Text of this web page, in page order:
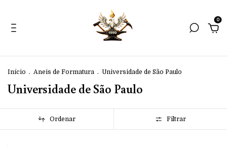
0
Início . Aneis de Formatura . Universidade de São Paulo
Universidade de São Paulo
Ordenar Filtrar